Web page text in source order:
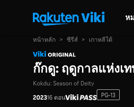
ห
หน้าหลัก > ซีรีส์ > เกาหลีใต้
ก๊กดู: ฤดูกาลแห่งเ
Kokdu: Season of Deity
202316 ตอน PG-13